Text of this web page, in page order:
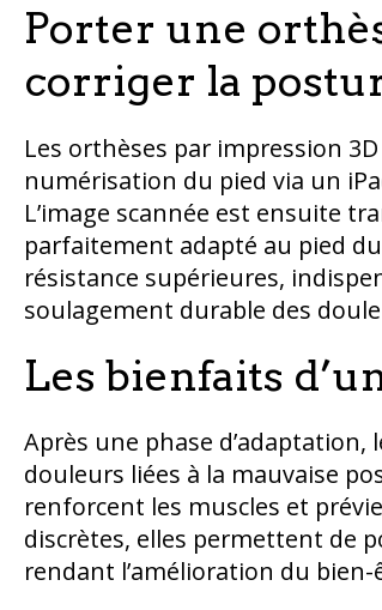
Porter une
corriger la
Les orthèses par impression
numérisation du pied via un
L’image scannée est ensuite
parfaitement adapté au pied
résistance supérieures,
soulagement durable des
Les bienfaits
Après une phase
douleurs liées à la mauvaise
renforcent les muscles et
discrètes, elles permettent de
rendant l’amélioration du